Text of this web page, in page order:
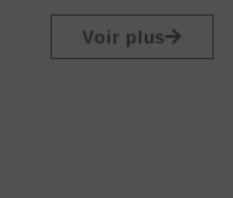
Voir plus